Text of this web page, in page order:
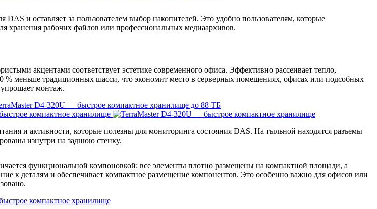
и оставляет за пользователем выбор накопителей. Это удобно пользователям, которые
хранения рабочих файлов или профессиональных медиаархивов.
акцентами соответствует эстетике современного офиса. Эффективно рассеивает тепло,
% меньше традиционных шасси, что экономит место в серверных помещениях, офисах или подсобных
упрощает монтаж.
и активности, которые полезны для мониторинга состояния DAS. На тыльной находятся разъемы
изнутри на заднюю стенку.
функциональной компоновкой: все элементы плотно размещены на компактной площади, а
к деталям и обеспечивает компактное размещение компонентов. Это особенно важно для офисов или